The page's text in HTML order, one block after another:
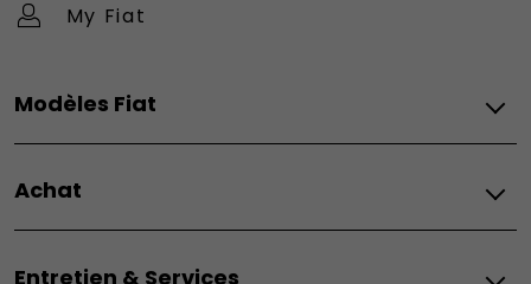
My Fiat
Modèles Fiat
Topolino
Achat
Entretien & Services